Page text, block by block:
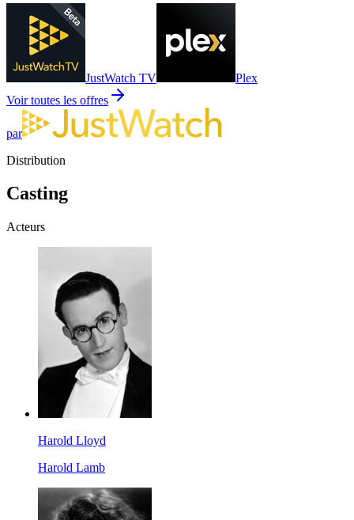
JustWatch TV
Plex
Voir toutes les offres
par
Distribution
Casting
Acteurs
Harold Lloyd
Harold Lamb